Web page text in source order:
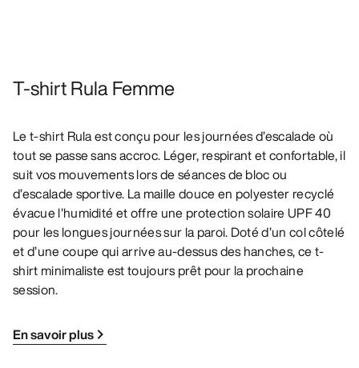
T-shirt Rula Femme
Le t-shirt Rula est conçu pour les journées d’escalade où
tout se passe sans accroc. Léger, respirant et confortable, il
suit vos mouvements lors de séances de bloc ou
d’escalade sportive. La maille douce en polyester recyclé
évacue l’humidité et offre une protection solaire UPF 40
pour les longues journées sur la paroi. Doté d’un col côtelé
et d’une coupe qui arrive au-dessus des hanches, ce t-
shirt minimaliste est toujours prêt pour la prochaine
session.
En savoir plus